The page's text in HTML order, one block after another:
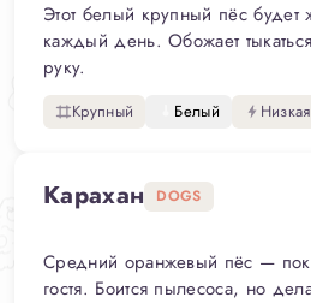
Этот белый крупный пёс будет
каждый день. Обожает
руку.
Крупный Белый Низкая
Карахан DOGS
Средний оранжевый пёс —
гостя. Боится пылесоса, но